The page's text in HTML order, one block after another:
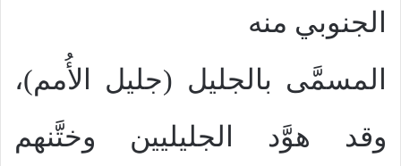
الجنوبي منه
المسمَّى بالجليل (جليل الأُمم)،
وقد هوَّد الجليليين وختَّنهم